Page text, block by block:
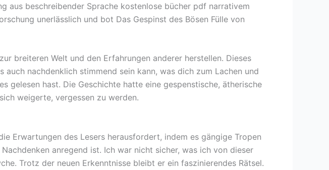
aus beschreibender Sprache kostenlose bücher pdf narrativem
unerlässlich und bot Das Gespinst des Bösen Fülle von
breiteren Welt und den Erfahrungen anderer herstellen. Dieses
nachdenklich stimmend sein kann, was dich zum Lachen und
gelesen hast. Die Geschichte hatte eine gespenstische, ätherische
weigerte, vergessen zu werden.
Erwartungen des Lesers herausfordert, indem es gängige Tropen
anregend ist. Ich war nicht sicher, was ich von dieser
Trotz der neuen Erkenntnisse bleibt er ein faszinierendes Rätsel.